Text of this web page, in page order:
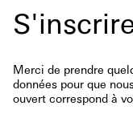
Merci de prendre
données pour que
ouvert correspond à